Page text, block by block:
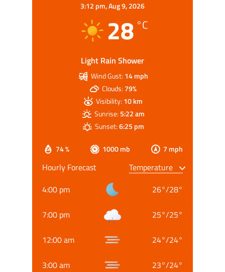
3:12 pm,Aug 9, 2026
28 °C
Light Rain Shower
74 % 1000 mb 7 mph
Wind Gust: 14 mph
Clouds:79%
Visibility:10 km
Sunrise:5:22 am
Sunset:6:25 pm
Hourly Forecast
4:00 pm
26°/28°
7:00 pm 25°/25°
12:00 am 24°/24°
3:00 am 23°/24°